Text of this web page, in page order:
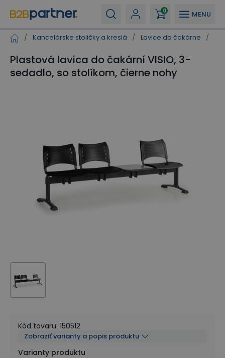
MENU
0
/ Kancelárske stoličky a kreslá / Lavice do čakárne /
Plastová lavica do čakární VISIO, 3-
sedadlo, so stolíkom, čierne nohy
Kód tovaru: 150512
Zobraziť varianty a popis produktu
Varianty produktu